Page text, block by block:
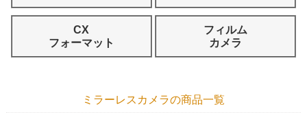
CX
フォーマット
フィルム
カメラ
ミラーレスカメラの商品一覧